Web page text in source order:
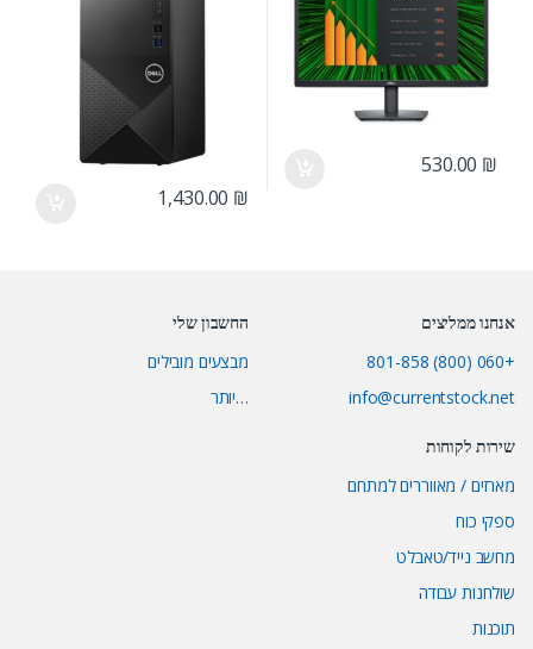
530.00 ₪
1,430.00 ₪
אנחנו ממליצים
+060 (800) 801-858
info@currentstock.net
החשבון שלי
מבצעים מובילים
…יותר
שירות לקוחות
מארזים / מאווררים למתחם
ספקי כוח
מחשב נייד/טאבלט
שולחנות עבודה
תוכנות